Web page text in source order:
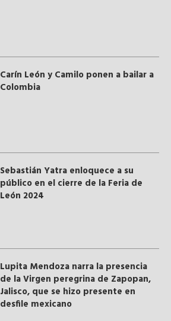
Carín León y Camilo ponen a bailar a
Colombia
Sebastián Yatra enloquece a su
público en el cierre de la Feria de
León 2024
Lupita Mendoza narra la presencia
de la Virgen peregrina de Zapopan,
Jalisco, que se hizo presente en
desfile mexicano